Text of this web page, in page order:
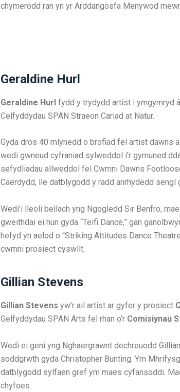
chymerodd ran yn yr Arddangosfa Menywod
Geraldine Hurl
Geraldine Hurl fydd y trydydd artist i ymgymryd
Celfyddydau SPAN Straeon Cariad at Natur.
Gyda dros 40 mlynedd o brofiad fel artist dawns
wedi gwneud cyfraniad sylweddol i’r gymuned
sefydliadau allweddol fel Cwmni Dawns
Caerdydd, lle datblygodd y radd anrhydedd sengl
Wedi’i lleoli bellach yng Ngogledd Sir Benfro,
gweithdai ei hun gyda “Teifi Dance,” gan
hefyd yn aelod o “Striking Attitudes Dance
cwmni prosiect cyswllt.
Gillian Stevens
Gillian Stevens yw’r ail artist ar gyfer y prosiect
Gelfyddydau SPAN Arts fel rhan o’r Comisiynau
Wedi ei geni yng Nghaergrawnt dechreuodd
soddgrwth gyda Christopher Bunting. Ym
datblygodd sylfaen gref ym maes cyfansoddi.
chyfoes.